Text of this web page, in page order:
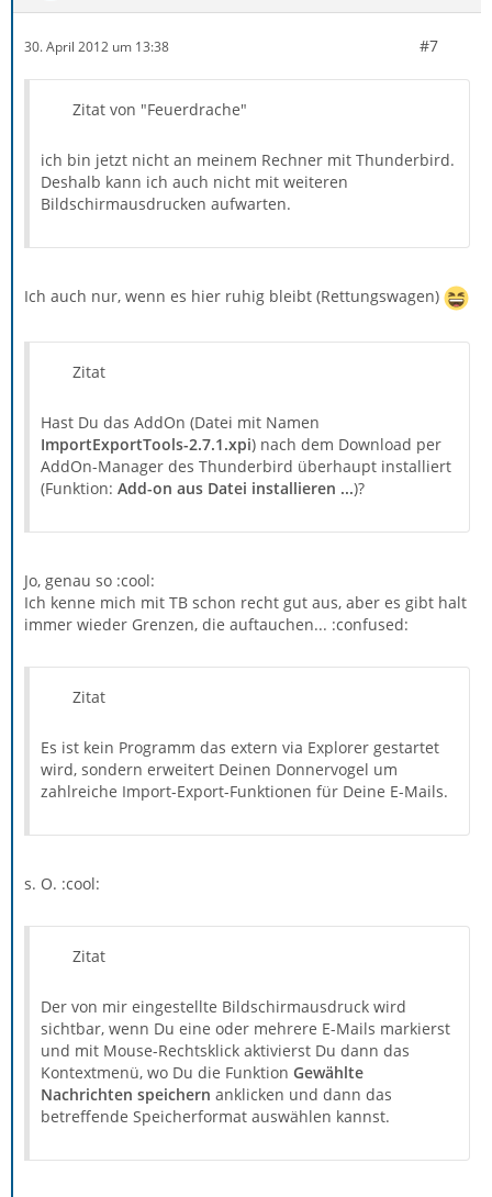
30. April 2012 um 13:38 #7
Zitat von "Feuerdrache"
ich bin jetzt nicht an meinem Rechner mit Thunderbird.
Deshalb kann ich auch nicht mit weiteren
Bildschirmausdrucken aufwarten.
Ich auch nur, wenn es hier ruhig bleibt (Rettungswagen)
Zitat
Hast Du das AddOn (Datei mit Namen
ImportExportTools-2.7.1.xpi) nach dem Download per
AddOn-Manager des Thunderbird überhaupt installiert
(Funktion: Add-on aus Datei installieren ...)?
Jo, genau so :cool:
Ich kenne mich mit TB schon recht gut aus, aber es gibt halt
immer wieder Grenzen, die auftauchen... :confused:
Zitat
Es ist kein Programm das extern via Explorer gestartet
wird, sondern erweitert Deinen Donnervogel um
zahlreiche Import-Export-Funktionen für Deine E-Mails.
s. O. :cool:
Zitat
Der von mir eingestellte Bildschirmausdruck wird
sichtbar, wenn Du eine oder mehrere E-Mails markierst
und mit Mouse-Rechtsklick aktivierst Du dann das
Kontextmenü, wo Du die Funktion Gewählte
Nachrichten speichern anklicken und dann das
betreffende Speicherformat auswählen kannst.